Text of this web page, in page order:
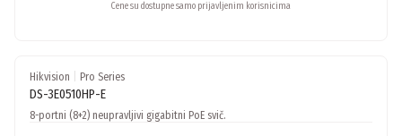
Cene su dostupne samo prijavljenim korisnicima
Hikvision Pro Series
DS-3E0510HP-E
8-portni (8+2) neupravljivi gigabitni PoE svič.